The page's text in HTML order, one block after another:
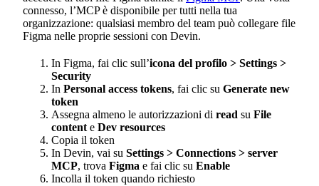
connesso, l’MCP è disponibile per tutti nella tua
organizzazione: qualsiasi membro del team può collegare file
Figma nelle proprie sessioni con Devin.
In Figma, fai clic sull’icona del profilo > Settings >
Security
In Personal access tokens, fai clic su Generate new
token
Assegna almeno le autorizzazioni di read su File
content e Dev resources
Copia il token
In Devin, vai su Settings > Connections > server
MCP, trova Figma e fai clic su Enable
Incolla il token quando richiesto